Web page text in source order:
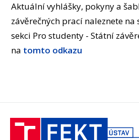
O ÚSTAVU
OSOBY
LABORATOŘE
Aktuální vyhlášky, pokyny a
závěrečných prací naleznete
sekci Pro studenty - Státní
na tomto odkazu